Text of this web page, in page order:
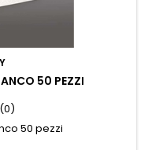
50 PEZZI
(0)
50 pezzi